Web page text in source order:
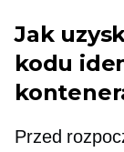
Jak
kodu
Przed